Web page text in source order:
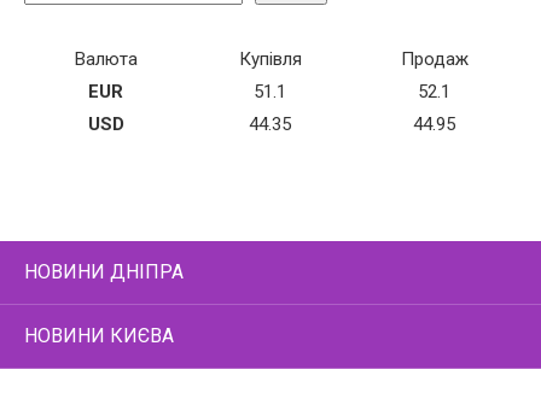
Валюта Купівля
Продаж
EUR
51.1
52.1
USD
44.35 44.95
НОВИНИ ДНІПРА
НОВИНИ КИЄВА